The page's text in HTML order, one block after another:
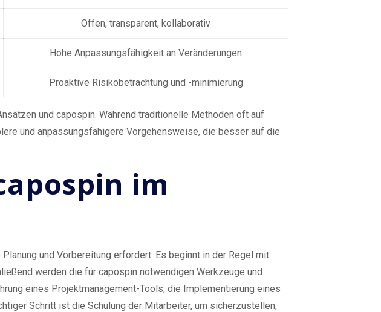
Offen, transparent, kollaborativ
Hohe Anpassungsfähigkeit an Veränderungen
Proaktive Risikobetrachtung und -minimierung
und capospin. Während traditionelle Methoden oft auf
und anpassungsfähigere Vorgehensweise, die besser auf die
im
und Vorbereitung erfordert. Es beginnt in der Regel mit
werden die für capospin notwendigen Werkzeuge und
eines Projektmanagement-Tools, die Implementierung eines
Schritt ist die Schulung der Mitarbeiter, um sicherzustellen,